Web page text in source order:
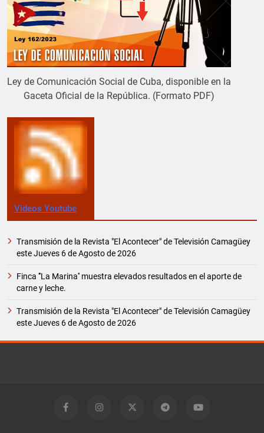
Ley de Comunicación Social de Cuba, disponible en la
Gaceta Oficial de la República. (Formato PDF)
Videos Youtube
Transmisión de la Revista "El Acontecer" de Televisión Camagüey
este Jueves 6 de Agosto de 2026
Finca '''La Marina'' muestra elevados resultados en el aporte de
carne y leche.
Transmisión de la Revista "El Acontecer" de Televisión Camagüey
este Jueves 6 de Agosto de 2026